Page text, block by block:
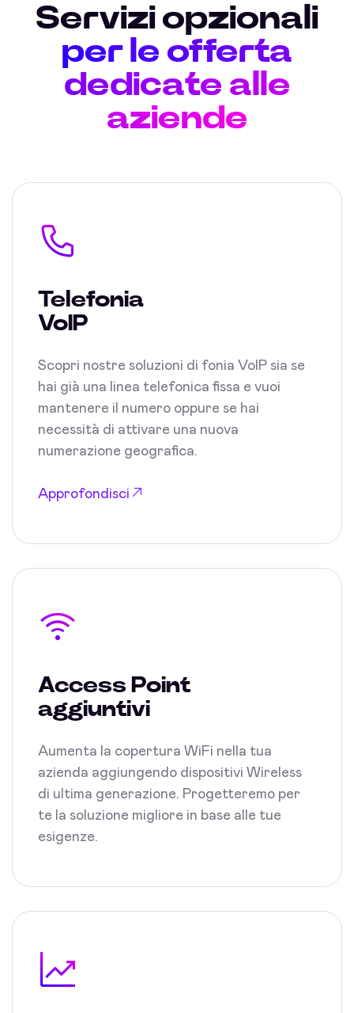
Servizi opzionali
per le offerta
dedicate alle
aziende
Telefonia
VoIP
Scopri nostre soluzioni di fonia VoIP sia se
hai già una linea telefonica fissa e vuoi
mantenere il numero oppure se hai
necessità di attivare una nuova
numerazione geografica.
Approfondisci
Access Point
aggiuntivi
Aumenta la copertura WiFi nella tua
azienda aggiungendo dispositivi Wireless
di ultima generazione. Progetteremo per
te la soluzione migliore in base alle tue
esigenze.